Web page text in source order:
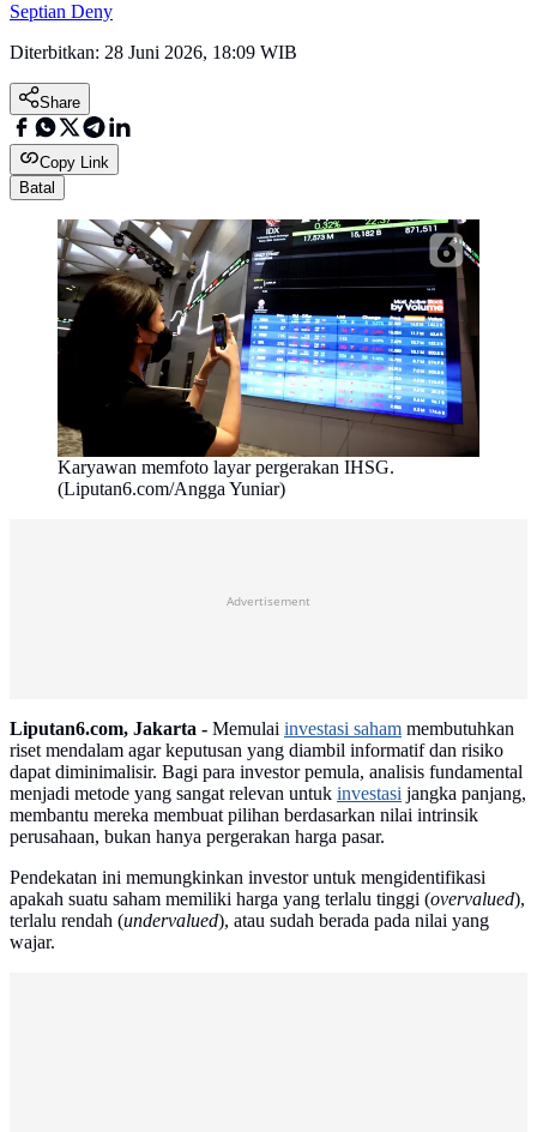
Septian Deny
Diterbitkan: 28 Juni 2026, 18:09 WIB
Share
Copy Link
Batal
Karyawan memfoto layar pergerakan IHSG.
(Liputan6.com/Angga Yuniar)
Advertisement
Liputan6.com, Jakarta - Memulai investasi saham membutuhkan
riset mendalam agar keputusan yang diambil informatif dan risiko
dapat diminimalisir. Bagi para investor pemula, analisis fundamental
menjadi metode yang sangat relevan untuk investasi jangka panjang,
membantu mereka membuat pilihan berdasarkan nilai intrinsik
perusahaan, bukan hanya pergerakan harga pasar.
Pendekatan ini memungkinkan investor untuk mengidentifikasi
apakah suatu saham memiliki harga yang terlalu tinggi (overvalued),
terlalu rendah (undervalued), atau sudah berada pada nilai yang
wajar.